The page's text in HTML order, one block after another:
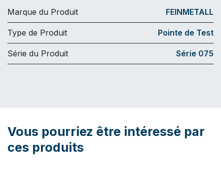
Marque du Produit FEINMETALL
Type de Produit Pointe de Test
Série du Produit Série 075
Vous pourriez être intéressé par
ces produits